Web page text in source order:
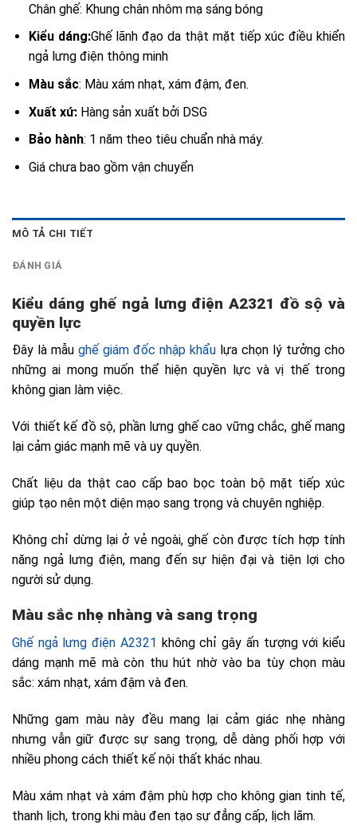
Chân ghế: Khung chân nhôm mạ sáng bóng
Kiểu dáng:Ghế lãnh đạo da thật mặt tiếp xúc điều khiển
ngả lưng điện thông minh
Màu sắc: Màu xám nhạt, xám đậm, đen.
Xuất xứ:Hàng sản xuất bởi DSG
Bảo hành: 1 năm theo tiêu chuẩn nhà máy.
Giá chưa bao gồm vận chuyển
MÔ TẢ CHI TIẾT
ĐÁNH GIÁ